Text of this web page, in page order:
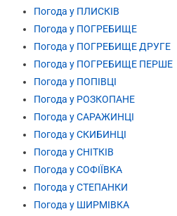
Погода у ПЛИСКІВ
Погода у ПОГРЕБИЩЕ
Погода у ПОГРЕБИЩЕ ДРУГЕ
Погода у ПОГРЕБИЩЕ ПЕРШЕ
Погода у ПОПІВЦІ
Погода у РОЗКОПАНЕ
Погода у САРАЖИНЦІ
Погода у СКИБИНЦІ
Погода у СНІТКІВ
Погода у СОФІЇВКА
Погода у СТЕПАНКИ
Погода у ШИРМІВКА